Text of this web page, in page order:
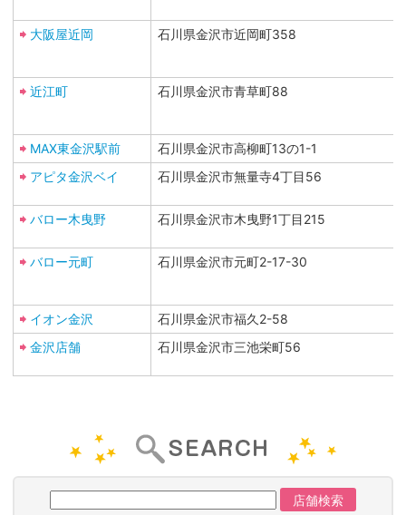
大阪屋近岡 石川県金沢市近岡町358
近江町 石川県金沢市青草町88
MAX東金沢駅前
石川県金沢市高柳町13の1-1
アピタ金沢ベイ
石川県金沢市無量寺4丁目56
バロー木曳野 石川県金沢市木曳野1丁目215
バロー元町 石川県金沢市元町2-17-30
イオン金沢
石川県金沢市福久2-58
金沢店舗
石川県金沢市三池栄町56